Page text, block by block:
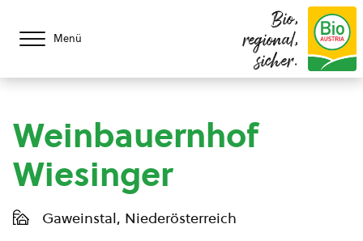
Menü
Bio,
regional,
sicher.
Weinbauernhof
Wiesinger
Gaweinstal, Niederösterreich